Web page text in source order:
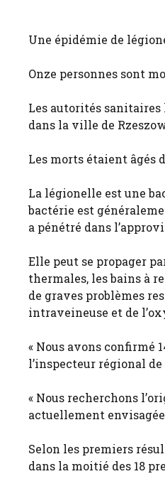
Une épidémie de
Onze personnes sont
Les autorités sanitaires
dans la ville de
Les morts étaient âgés
La légionelle est une
bactérie est
a pénétré dans
Elle peut se propager
thermales, les bains à
de graves problèmes
intraveineuse et de
« Nous avons confirmé
l’inspecteur régional de
« Nous recherchons
actuellement
Selon les premiers
dans la moitié des 18